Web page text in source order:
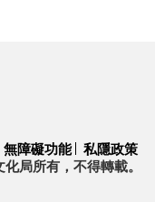
無障礙功能 私隱政策
局所有，不得轉載。